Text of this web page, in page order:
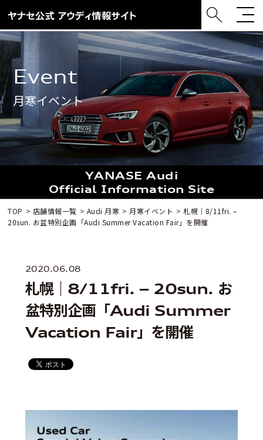
event
月寒イベント
YANASE Audi
Official Information Site
TOP 店舗情報一覧 Audi 月寒 月寒イベント
札幌｜8/11fri. –
20sun. お盆特別企画「Audi Summer Vacation Fair」を開催
2020.06.08
札幌｜8/11fri. – 20sun. お
盆特別企画「Audi Summer
Vacation Fair」を開催